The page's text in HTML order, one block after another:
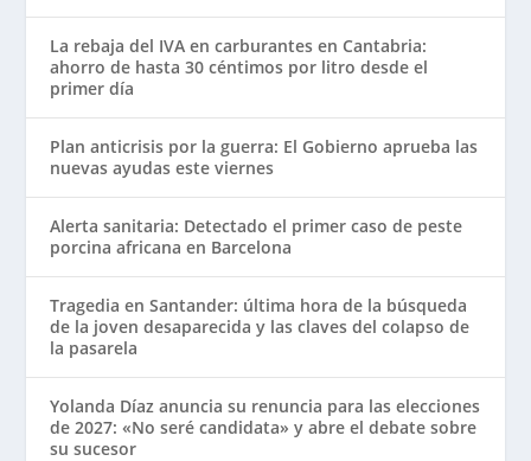
La rebaja del IVA en carburantes en Cantabria:
ahorro de hasta 30 céntimos por litro desde el
primer día
Plan anticrisis por la guerra: El Gobierno aprueba las
nuevas ayudas este viernes
Alerta sanitaria: Detectado el primer caso de peste
porcina africana en Barcelona
Tragedia en Santander: última hora de la búsqueda
de la joven desaparecida y las claves del colapso de
la pasarela
Yolanda Díaz anuncia su renuncia para las elecciones
de 2027: «No seré candidata» y abre el debate sobre
su sucesor